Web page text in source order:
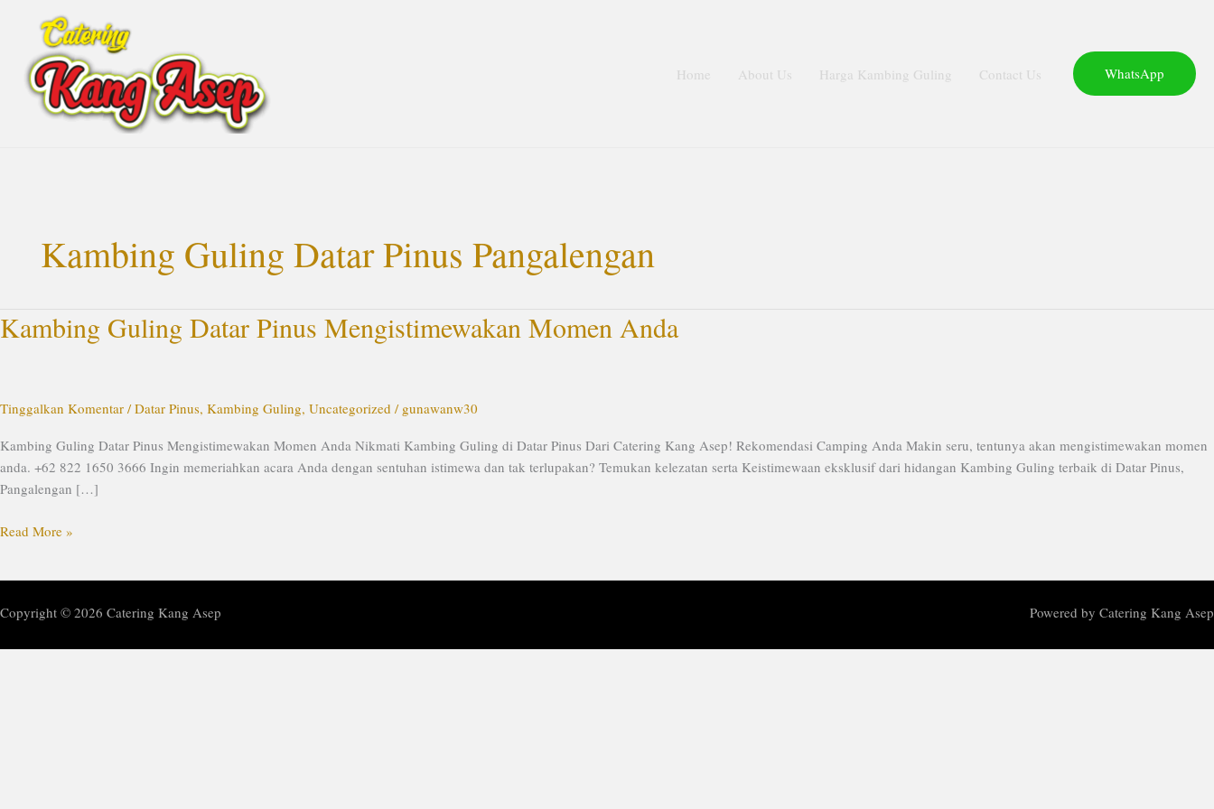
konten
Home
About Us Harga Kambing Guling Contact Us WhatsApp
Kambing Guling Datar Pinus Pangalengan
Kambing Guling Datar Pinus Mengistimewakan Momen Anda
Tinggalkan Komentar /Datar Pinus, Kambing Guling, Uncategorized / gunawanw30
Kambing Guling Datar Pinus Mengistimewakan Momen Anda Nikmati Kambing Guling di Datar Pinus Dari Catering Kang Asep! Rekomendasi Camping Anda Makin seru, tentunya akan mengistimewakan momen
anda. +62 822 1650 3666 Ingin memeriahkan acara Anda dengan sentuhan istimewa dan tak terlupakan? Temukan kelezatan serta Keistimewaan eksklusif dari hidangan Kambing Guling terbaik di Datar Pinus,
Pangalengan […]
Kambing
Guling
Mengistimewakan
Anda
Read More »
Copyright © 2026 Catering Kang Asep Powered by Catering Kang Asep